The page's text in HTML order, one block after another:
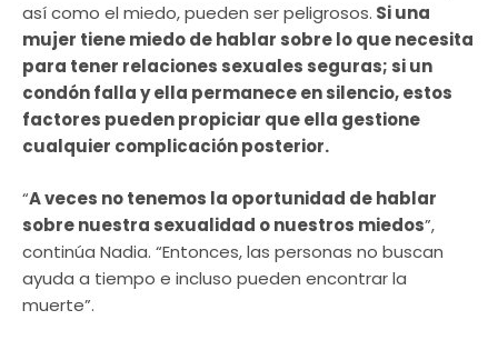
así como el miedo, pueden ser peligrosos. Si una
mujer tiene miedo de hablar sobre lo que necesita
para tener relaciones sexuales seguras; si un
condón falla y ella permanece en silencio, estos
factores pueden propiciar que ella gestione
cualquier complicación posterior.
“A veces no tenemos la oportunidad de hablar
sobre nuestra sexualidad o nuestros miedos”,
continúa Nadia. “Entonces, las personas no buscan
ayuda a tiempo e incluso pueden encontrar la
muerte”.